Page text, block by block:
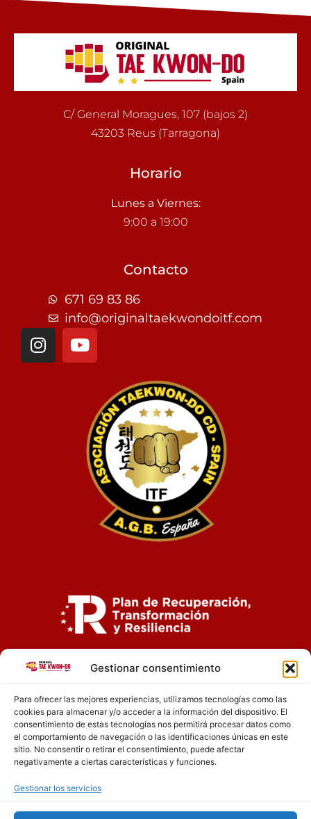
Gestionar consentimiento
Para ofrecer las mejores experiencias, utilizamos tecnologías como las
cookies para almacenar y/o acceder a la información del dispositivo. El
consentimiento de estas tecnologías nos permitirá procesar datos como
el comportamiento de navegación o las identificaciones únicas en este
sitio. No consentir o retirar el consentimiento, puede afectar
negativamente a ciertas características y funciones.
Gestionar los servicios
C/ General Moragues, 107 (bajos 2)
43203 Reus (Tarragona)
Horario
Lunes a Viernes:
9:00 a 19:00
Contacto
671 69 83 86
info@originaltaekwondoitf.com
Aviso legal
Política de privacidad